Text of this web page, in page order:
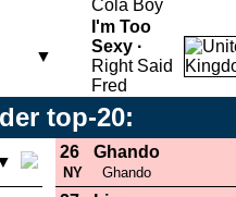
Cola Boy
▼
I'm Too
Sexy ·
Right Said
Fred
top-20:
26
NY
Ghando
Ghando